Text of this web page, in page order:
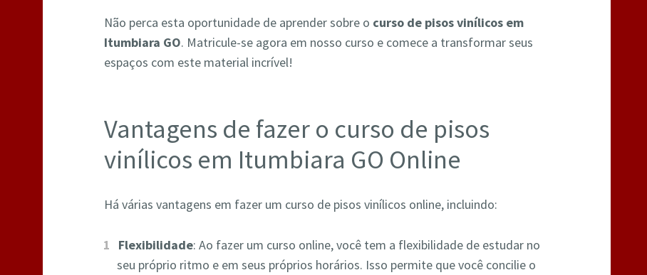
Não perca esta oportunidade de aprender sobre o curso de pisos vinílicos em
Itumbiara GO. Matricule-se agora em nosso curso e comece a transformar seus
espaços com este material incrível!
Vantagens de fazer o curso de pisos
vinílicos em Itumbiara GO Online
Há várias vantagens em fazer um curso de pisos vinílicos online, incluindo:
Flexibilidade: Ao fazer um curso online, você tem a flexibilidade de estudar no
seu próprio ritmo e em seus próprios horários. Isso permite que você concilie o